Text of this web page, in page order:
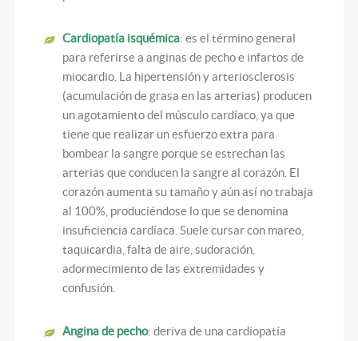
Cardiopatía isquémica: es el término general
para referirse a anginas de pecho e infartos de
miocardio. La hipertensión y arteriosclerosis
(acumulación de grasa en las arterias) producen
un agotamiento del músculo cardíaco, ya que
tiene que realizar un esfuerzo extra para
bombear la sangre porque se estrechan las
arterias que conducen la sangre al corazón. El
corazón aumenta su tamaño y aún así no trabaja
al 100%, produciéndose lo que se denomina
insuficiencia cardíaca. Suele cursar con mareo,
taquicardia, falta de aire, sudoración,
adormecimiento de las extremidades y
confusión.
Angina de pecho: deriva de una cardiopatía